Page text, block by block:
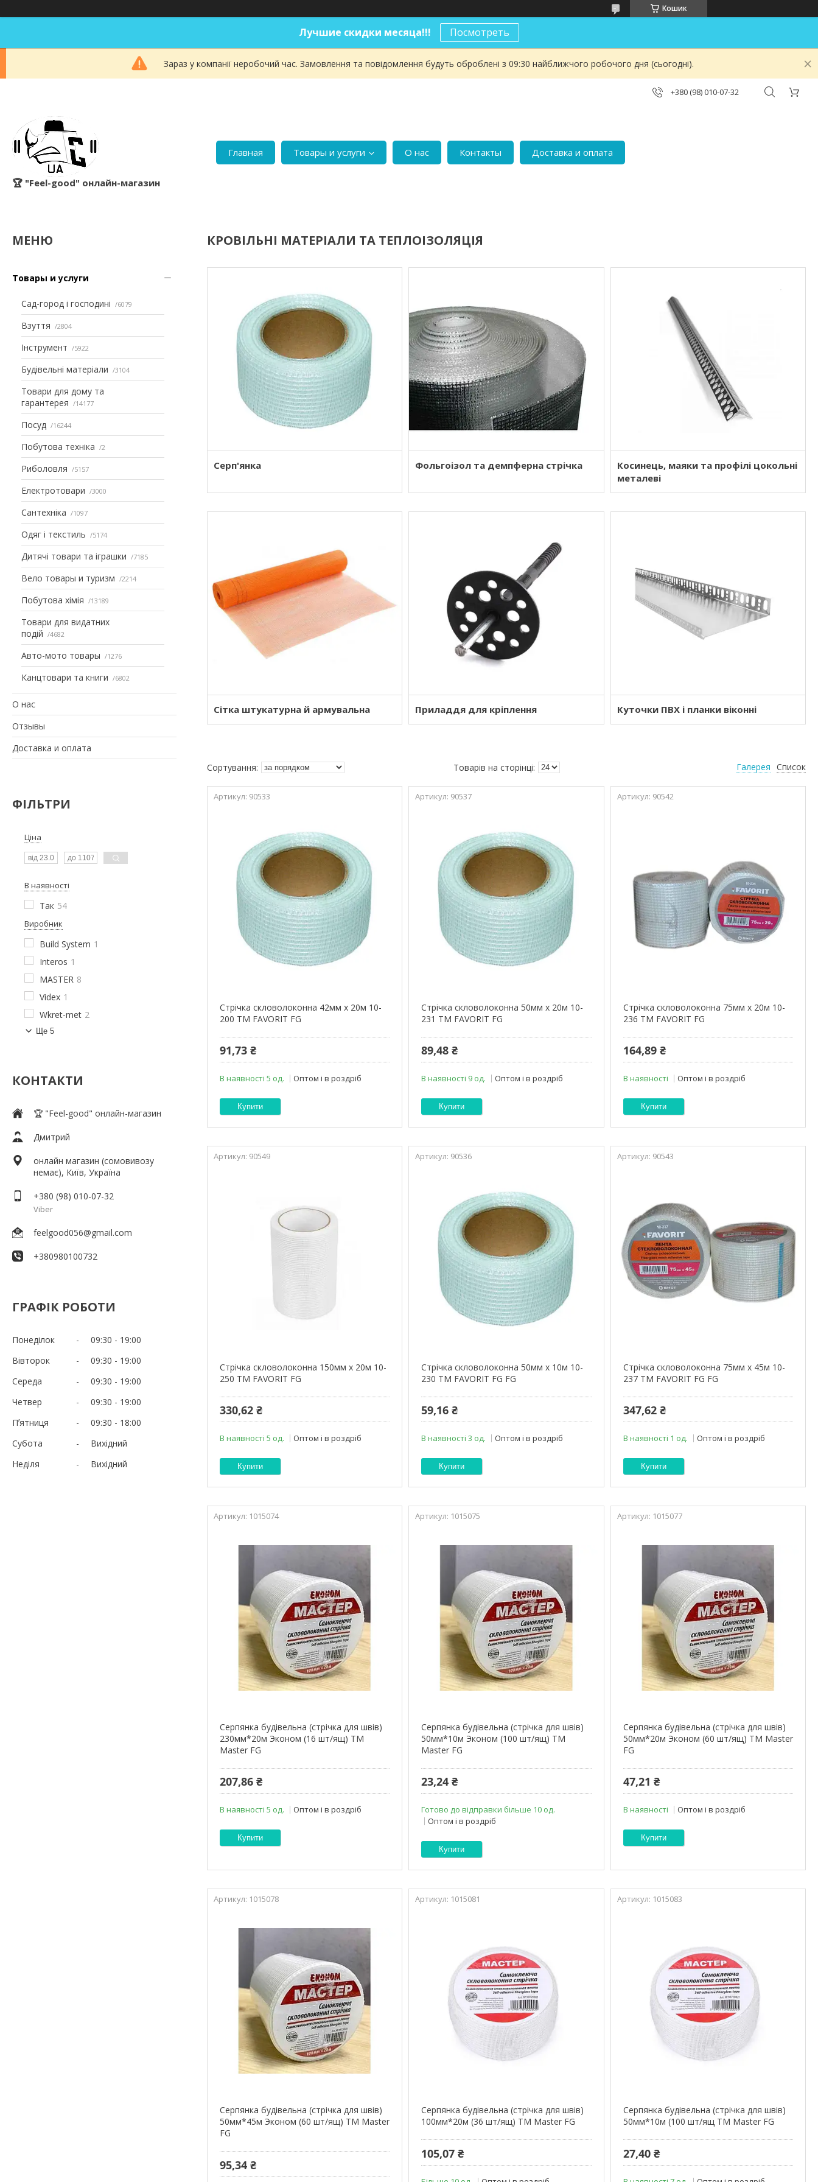
Кошик
Лучшие скидки месяца!!! Посмотреть
Зараз у компанії неробочий час. Замовлення та повідомлення будуть оброблені з 09:30 найближчого робочого дня (сьогодні).
+380 (98) 010-07-32
🏆 "Feel-good" онлайн-магазин
Главная Товары и услуги О нас Контакты Доставка и оплата
Товары и услуги
Сад-город і господині 6079
Взуття 2804
Інструмент 5922
Будівельні матеріали 3104
Товари для дому та
гарантерея
14177
Посуд 16244
Побутова техніка 2
Риболовля 5157
Електротовари 3000
Сантехніка 1097
Одяг і текстиль 5174
Дитячі товари та іграшки 7185
Вело товары и туризм 2214
Побутова хімія 13189
Товари для видатних
подій
4682
Авто-мото товары 1276
Канцтовари та книги 6802
О нас
Отзывы
Доставка и оплата
ФІЛЬТРИ
Ціна
В наявності
Так 54
Виробник
Build System 1
Interos 1
MASTER 8
Videx 1
Wkret-met 2
Ще 5
КОНТАКТИ
🏆 "Feel-good" онлайн-магазин
Дмитрий
онлайн магазин (сомовивозу
немає), Київ, Україна
+380 (98) 010-07-32
Viber
feelgood056@gmail.com
+380980100732
ГРАФІК РОБОТИ
Понеділок 09:30
19:00
Вівторок
09:30
19:00
Середа
09:30
19:00
Четвер
09:30
19:00
Пʼятниця
09:30
18:00
Субота
Вихідний
Неділя
Вихідний
КРОВІЛЬНІ МАТЕРІАЛИ ТА ТЕПЛОІЗОЛЯЦІЯ
Серп'янка Фольгоізол та демпферна стрічка
Косинець, маяки та профілі цокольні
металеві
Сітка штукатурна й армувальна Приладдя для кріплення Куточки ПВХ і планки віконні
Галерея Список
90533
Стрічка скловолоконна 42мм х 20м 10-
200 ТМ FAVORIT FG
91,73 ₴
В наявності 5 од. Оптом і в роздріб
Купити
90537
Стрічка скловолоконна 50мм х 20м 10-
231 ТМ FAVORIT FG
89,48 ₴
В наявності 9 од. Оптом і в роздріб
Купити
90542
Стрічка скловолоконна 75мм х 20м 10-
236 ТМ FAVORIT FG
164,89 ₴
В наявності Оптом і в роздріб
Купити
90549
Стрічка скловолоконна 150мм х 20м 10-
250 ТМ FAVORIT FG
330,62 ₴
В наявності 5 од. Оптом і в роздріб
Купити
90536
Стрічка скловолоконна 50мм х 10м 10-
230 ТМ FAVORIT FG FG
59,16 ₴
В наявності 3 од. Оптом і в роздріб
Купити
90543
Стрічка скловолоконна 75мм х 45м 10-
237 ТМ FAVORIT FG FG
347,62 ₴
В наявності 1 од. Оптом і в роздріб
Купити
1015074
Серпянка будівельна (стрічка для швів)
230мм*20м Эконом (16 шт/ящ) ТМ
Master FG
207,86 ₴
В наявності 5 од. Оптом і в роздріб
Купити
1015075
Серпянка будівельна (стрічка для швів)
50мм*10м Эконом (100 шт/ящ) ТМ
Master FG
23,24 ₴
Готово до відправки більше 10 од.
Оптом і в роздріб
Купити
1015077
Серпянка будівельна (стрічка для швів)
50мм*20м Эконом (60 шт/ящ) ТМ Master
FG
47,21 ₴
В наявності Оптом і в роздріб
Купити
1015078
Серпянка будівельна (стрічка для швів)
50мм*45м Эконом (60 шт/ящ) ТМ Master
FG
95,34 ₴
1015081
Серпянка будівельна (стрічка для швів)
100мм*20м (36 шт/ящ) ТМ Master FG
105,07 ₴
1015083
Серпянка будівельна (стрічка для швів)
50мм*10м (100 шт/ящ ТМ Master FG
27,40 ₴